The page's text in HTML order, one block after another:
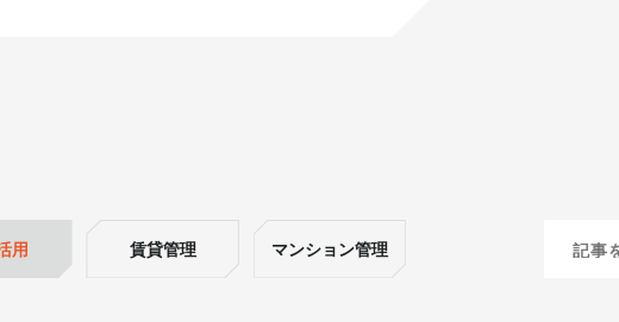
用 賃貸管理 マンション管理